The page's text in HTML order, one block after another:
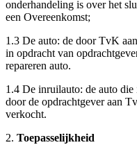
onderhandeling is over het
een Overeenkomst;
1.3 De auto: de door TvK
in opdracht van
repareren auto.
1.4 De inruilauto: de auto
door de opdrachtgever aan
verkocht.
2. Toepasselijkheid